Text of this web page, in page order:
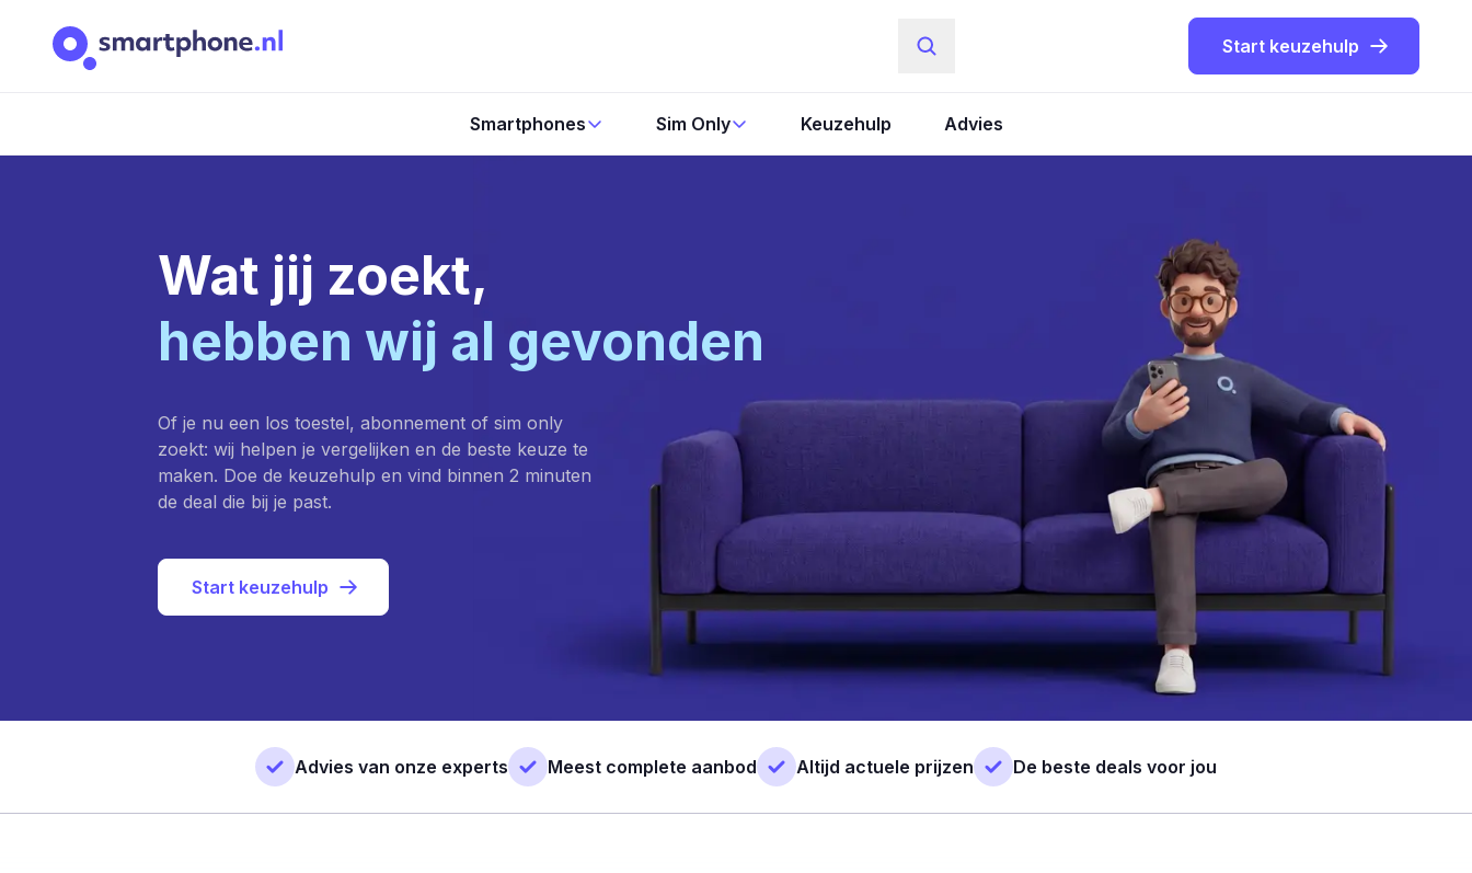
Start keuzehulp
Smartphones Sim Only Keuzehulp Advies
Wat jij zoekt,
hebben wij al gevonden
Of je nu een los toestel, abonnement of sim only
zoekt: wij helpen je vergelijken en de beste keuze te
maken. Doe de keuzehulp en vind binnen 2 minuten
de deal die bij je past.
Start keuzehulp
Advies van onze experts Meest complete aanbod Altijd actuele prijzen De beste deals voor jou